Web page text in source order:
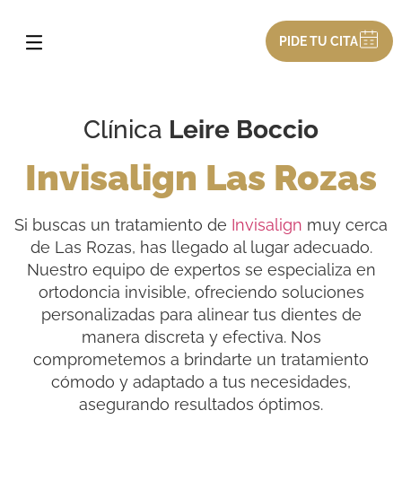
PIDE TU CITA
Clínica Leire Boccio
Invisalign Las Rozas
Si buscas un tratamiento de Invisalign muy cerca
de Las Rozas, has llegado al lugar adecuado.
Nuestro equipo de expertos se especializa en
ortodoncia invisible, ofreciendo soluciones
personalizadas para alinear tus dientes de
manera discreta y efectiva. Nos
comprometemos a brindarte un tratamiento
cómodo y adaptado a tus necesidades,
asegurando resultados óptimos.